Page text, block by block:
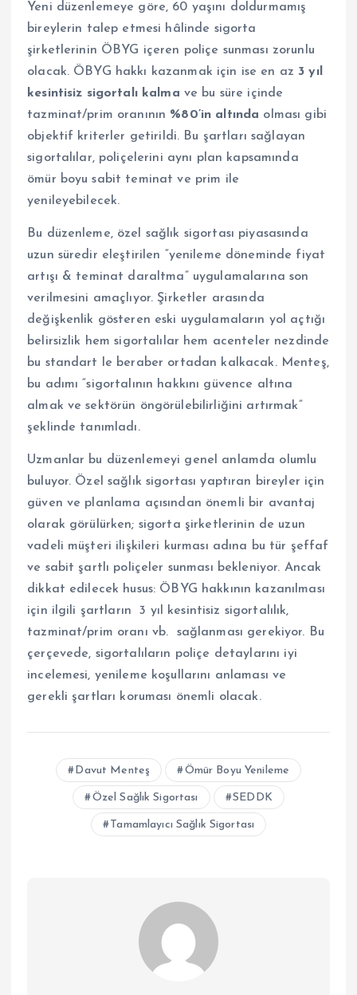
Yeni düzenlemeye göre, 60 yaşını doldurmamış
bireylerin talep etmesi hâlinde sigorta
şirketlerinin ÖBYG içeren poliçe sunması zorunlu
olacak. ÖBYG hakkı kazanmak için ise en az 3 yıl
kesintisiz sigortalı kalma ve bu süre içinde
tazminat/prim oranının %80’in altında olması gibi
objektif kriterler getirildi. Bu şartları sağlayan
sigortalılar, poliçelerini aynı plan kapsamında
ömür boyu sabit teminat ve prim ile
yenileyebilecek.
Bu düzenleme, özel sağlık sigortası piyasasında
uzun süredir eleştirilen “yenileme döneminde fiyat
artışı & teminat daraltma” uygulamalarına son
verilmesini amaçlıyor. Şirketler arasında
değişkenlik gösteren eski uygulamaların yol açtığı
belirsizlik hem sigortalılar hem acenteler nezdinde
bu standart le beraber ortadan kalkacak. Menteş,
bu adımı “sigortalının hakkını güvence altına
almak ve sektörün öngörülebilirliğini artırmak”
şeklinde tanımladı.
Uzmanlar bu düzenlemeyi genel anlamda olumlu
buluyor. Özel sağlık sigortası yaptıran bireyler için
güven ve planlama açısından önemli bir avantaj
olarak görülürken; sigorta şirketlerinin de uzun
vadeli müşteri ilişkileri kurması adına bu tür şeffaf
ve sabit şartlı poliçeler sunması bekleniyor. Ancak
dikkat edilecek husus: ÖBYG hakkının kazanılması
için ilgili şartların 3 yıl kesintisiz sigortalılık,
tazminat/prim oranı vb. sağlanması gerekiyor. Bu
çerçevede, sigortalıların poliçe detaylarını iyi
incelemesi, yenileme koşullarını anlaması ve
gerekli şartları koruması önemli olacak.
Davut Menteş Ömür Boyu Yenileme
Özel Sağlık Sigortası SEDDK
Tamamlayıcı Sağlık Sigortası